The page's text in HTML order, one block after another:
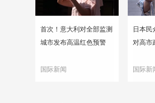
首次！意大利对全部监测
城市发布高温红色预警
国际新闻
日本民
对高市
国际新